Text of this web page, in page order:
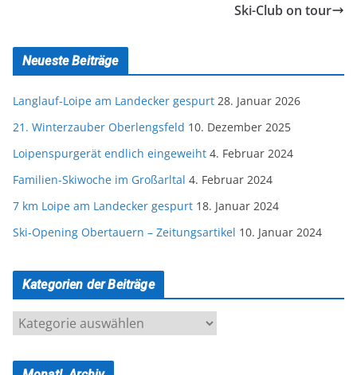
Ski-Club on tour
Neueste Beiträge
Langlauf-Loipe am Landecker gespurt 28. Januar 2026
21. Winterzauber Oberlengsfeld 10. Dezember 2025
Loipenspurgerät endlich eingeweiht 4. Februar 2024
Familien-Skiwoche im Großarltal 4. Februar 2024
7 km Loipe am Landecker gespurt 18. Januar 2024
Ski-Opening Obertauern – Zeitungsartikel 10. Januar 2024
Kategorien der Beiträge
a
t